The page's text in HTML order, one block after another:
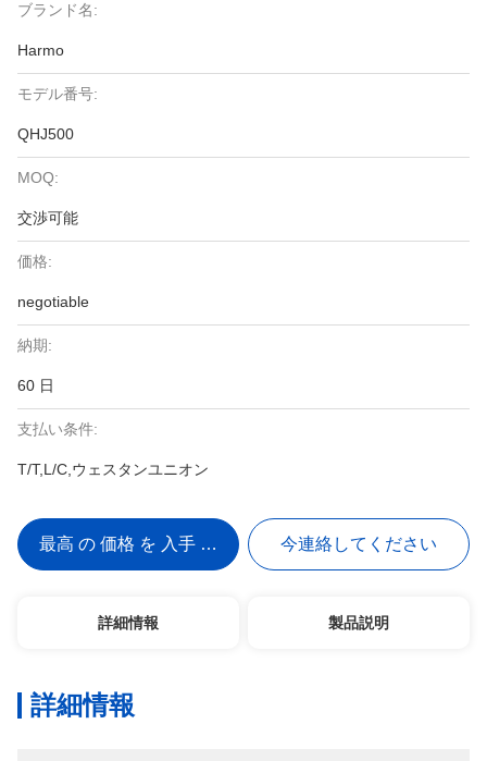
ブランド名:
Harmo
モデル番号:
QHJ500
MOQ:
交渉可能
価格:
negotiable
納期:
60 日
支払い条件:
T/T,L/C,ウェスタンユニオン
最高 の 価格 を 入手 する 今連絡してください
詳細情報 製品説明
詳細情報